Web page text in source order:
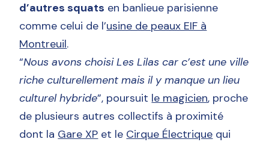
d’autres squats en banlieue parisienne
comme celui de l’usine de peaux EIF à
Montreuil.
“Nous avons choisi Les Lilas car c’est une ville
riche culturellement mais il y manque un lieu
culturel hybride”, poursuit le magicien, proche
de plusieurs autres collectifs à proximité
dont la Gare XP et le Cirque Électrique qui